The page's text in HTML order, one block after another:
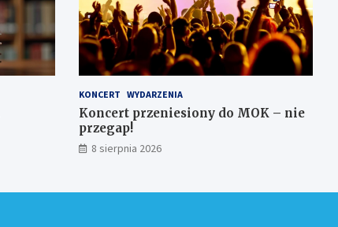
KONCERT WYDARZENIA
Koncert przeniesiony do MOK – nie
przegap!
8 sierpnia 2026